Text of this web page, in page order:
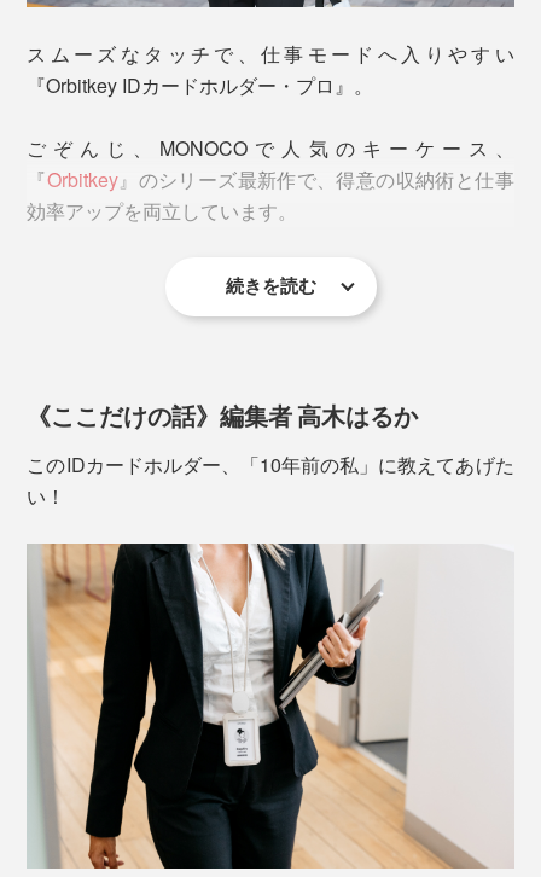
秘密その1
離した、独自の設計。ワイヤーをスムーズにひっぱり出
せて、うるさい作動音もほとんどしません。ワイヤーへ
のダメージも減らせます。
秘密その2
ワイヤーは、テントなど、アウトドア用品にも使われ
る、DSM社の高強度ナイロン製「ダイニーマ」。同じ
直径1㎜のスチール製ワイヤーより頑丈で、ふつうのナ
イロン製ワイヤーと違って、伸びたりねじれたりもあり
ません。
へ。カードホルダーに入れたまま、センサーキーにタッ
チできます。
オモテ面は、カードの下に、紙幣やカギ1本を入れられ
る、薄い収納スペースつき。
スムーズなタッチで、仕事モードへ入りやすい
『Orbitkey IDカードホルダー・プロ』。
ごぞんじ、MONOCOで人気のキーケース、
『Orbitkey』のシリーズ最新作で、得意の収納術と仕事
効率アップを両立しています。
Orbitkeyは、工業デザイナーのチャールズ・イン氏と薬
剤師だったレックス・クオ氏が開発・起業しました。
ジョギング中に、鍵がジャラジャラ鳴ったり弾んだりす
ることがわずらわしかったチャールズは、従来のリング
ではなく、ボルトとナットで鍵を束ねた試作品を、幼な
じみのレックスに見せたそう。
続きを読む
《ここだけの話》編集者 高木はるか
このIDカードホルダー、「10年前の私」に教えてあげた
い！